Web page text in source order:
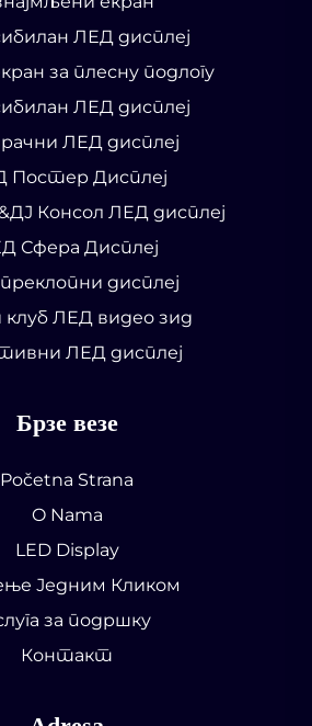
ЛЕД дисплеј
за плесну подлогу
ЛЕД дисплеј
ЛЕД дисплеј
Постер Дисплеј
Консол ЛЕД дисплеј
Сфера Дисплеј
дисплеј
клуб ЛЕД видео зид
ЛЕД дисплеј
Брзе везе
Početna Strana
O Nama
LED Display
Једним Кликом
за подршку
Контакт